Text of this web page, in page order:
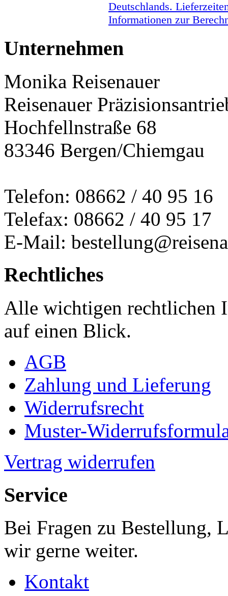
Deutschlands.
Informationen zur
Unternehmen
Monika Reisenauer
Reisenauer
Hochfellnstraße 68
83346 Bergen/Chiemgau
Telefon: 08662 / 40 95 16
Telefax: 08662 / 40 95 17
E-Mail:
Rechtliches
Alle wichtigen rechtlichen
auf einen Blick.
AGB
Zahlung und Lieferung
Widerrufsrecht
Muster-
Vertrag widerrufen
Service
Bei Fragen zu Bestellung,
wir gerne weiter.
Kontakt